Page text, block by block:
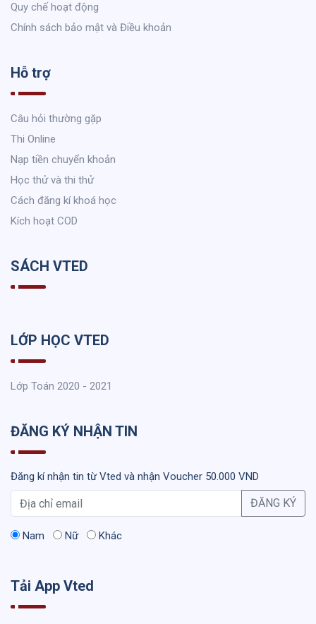
Quy chế hoạt động
Chính sách bảo mật và Điều khoản
Hỗ trợ
Câu hỏi thường gặp
Thi Online
Nạp tiền chuyển khoản
Học thử và thi thử
Cách đăng kí khoá học
Kích hoạt COD
SÁCH VTED
LỚP HỌC VTED
Lớp Toán 2020 - 2021
ĐĂNG KÝ NHẬN TIN
Đăng kí nhận tin từ Vted và nhận Voucher 50.000 VND
ĐĂNG KÝ
Nam Nữ Khác
Tải App Vted